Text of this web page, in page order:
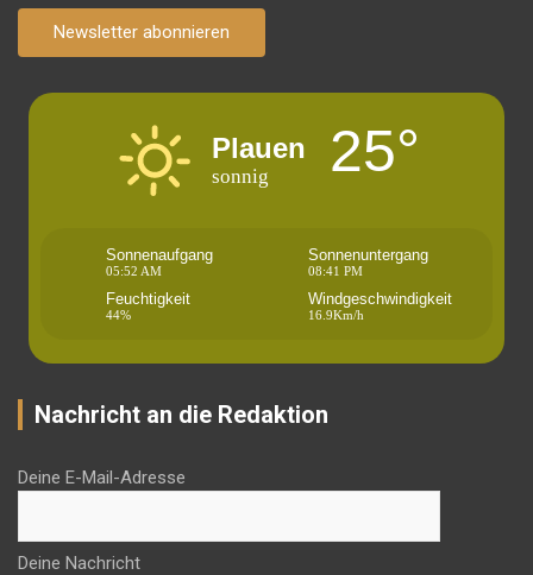
Newsletter abonnieren
Plauen
sonnig 25°
Sonnenaufgang
05:52 AM
Sonnenuntergang
08:41 PM
Feuchtigkeit
44%
Windgeschwindigkeit
16.9Km/h
Nachricht an die Redaktion
Deine E-Mail-Adresse
Deine Nachricht